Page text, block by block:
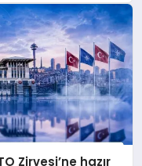
Zirvesi’ne hazır